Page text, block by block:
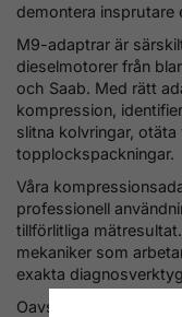
demontera insprutare
M9-adaptrar är
dieselmotorer från
och Saab. Med rätt
kompression,
slitna kolvringar,
topplockspackningar.
Våra
professionell
tillförlitliga
mekaniker som
exakta
Oavsett om du utför